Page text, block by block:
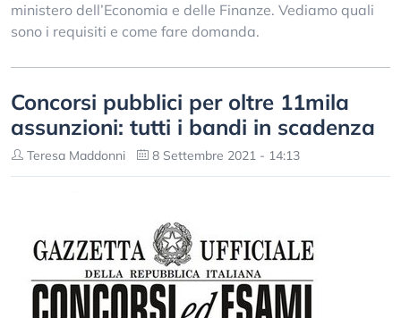
ministero dell’Economia e delle Finanze. Vediamo quali
sono i requisiti e come fare domanda.
Concorsi pubblici per oltre 11mila
assunzioni: tutti i bandi in scadenza
Teresa Maddonni 8 Settembre 2021 - 14:13